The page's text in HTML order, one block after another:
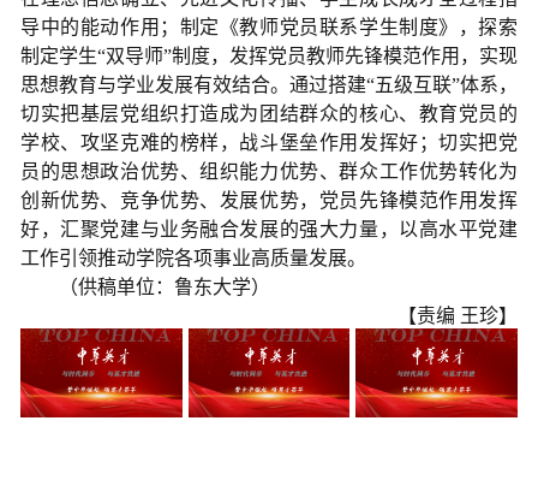
导中的能动作用；制定《教师党员联系学生制度》，探索
制定学生“双导师”制度，发挥党员教师先锋模范作用，实现
思想教育与学业发展有效结合。通过搭建“五级互联”体系，
切实把基层党组织打造成为团结群众的核心、教育党员的
学校、攻坚克难的榜样，战斗堡垒作用发挥好；切实把党
员的思想政治优势、组织能力优势、群众工作优势转化为
创新优势、竞争优势、发展优势，党员先锋模范作用发挥
好，汇聚党建与业务融合发展的强大力量，以高水平党建
工作引领推动学院各项事业高质量发展。
（供稿单位：鲁东大学）
【责编 王珍】